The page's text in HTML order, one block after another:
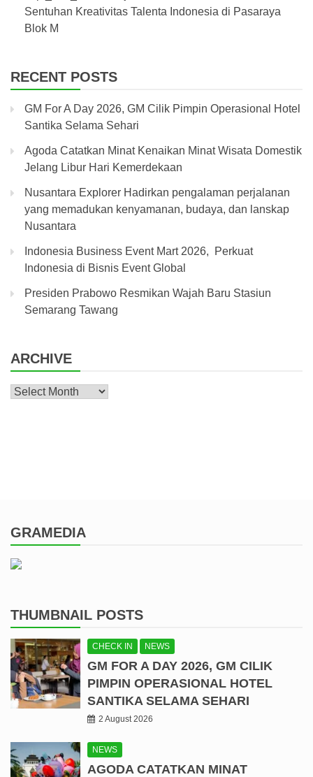
Sentuhan Kreativitas Talenta Indonesia di Pasaraya
Blok M
RECENT POSTS
GM For A Day 2026, GM Cilik Pimpin Operasional Hotel
Santika Selama Sehari
Agoda Catatkan Minat Kenaikan Minat Wisata Domestik
Jelang Libur Hari Kemerdekaan
Nusantara Explorer Hadirkan pengalaman perjalanan
yang memadukan kenyamanan, budaya, dan lanskap
Nusantara
Indonesia Business Event Mart 2026, Perkuat
Indonesia di Bisnis Event Global
Presiden Prabowo Resmikan Wajah Baru Stasiun
Semarang Tawang
ARCHIVE
Archive
GRAMEDIA
THUMBNAIL POSTS
CHECK IN NEWS
GM FOR A DAY 2026, GM CILIK
PIMPIN OPERASIONAL HOTEL
SANTIKA SELAMA SEHARI
2 August 2026
NEWS
AGODA CATATKAN MINAT